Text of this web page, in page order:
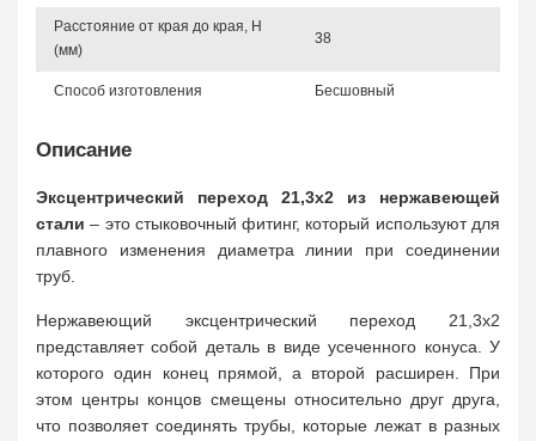
Расстояние от края до края, H
(мм)
38
Способ изготовления Бесшовный
Описание
Эксцентрический переход 21,3х2
из нержавеющей
стали – это стыковочный фитинг, который используют для
плавного изменения диаметра линии при соединении
труб.
Нержавеющий эксцентрический переход 21,3х2
представляет собой деталь в виде усеченного конуса. У
которого один конец прямой, а второй расширен. При
этом центры концов смещены относительно друг друга,
что позволяет соединять трубы, которые лежат в разных